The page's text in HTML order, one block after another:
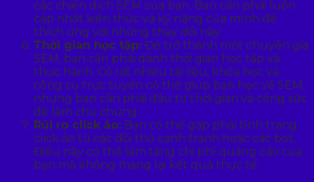
các chiến dịch SEM của bạn. Bạn cần phải luôn
cập nhật kiến thức và kỹ năng của mình để
thích ứng với những thay đổi này.
Thời gian học tập: Để trở thành một chuyên gia
SEM, bạn cần phải dành thời gian học tập và
thực hành. Có rất nhiều tài liệu, khóa học và
công cụ trực tuyến có thể giúp bạn học về SEM,
nhưng bạn cần phải đầu tư thời gian và công sức
để làm chủ chúng.
Rủi ro click ảo: Bạn có thể gặp phải tình trạng
click ảo từ các đối thủ cạnh tranh hoặc các bot.
Điều này có thể làm tăng chi phí quảng cáo của
bạn mà không mang lại kết quả thực tế.